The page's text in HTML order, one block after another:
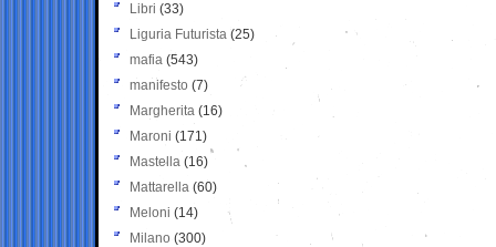
Libri (33)
Liguria Futurista (25)
mafia (543)
manifesto (7)
Margherita (16)
Maroni (171)
Mastella (16)
Mattarella (60)
Meloni (14)
Milano (300)